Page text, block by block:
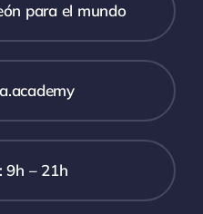
para el mundo
9h – 21h